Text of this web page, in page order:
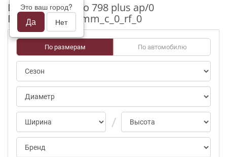
Это ваш город?
Да Нет
Шины бу Kumho 798 plus ap/0
R17_235_60_7-8mm_c_0_rf_0
По размерам По автомобилю